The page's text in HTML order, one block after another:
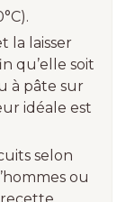
la laisser
qu’elle soit
à pâte sur
idéale est
selon
ou